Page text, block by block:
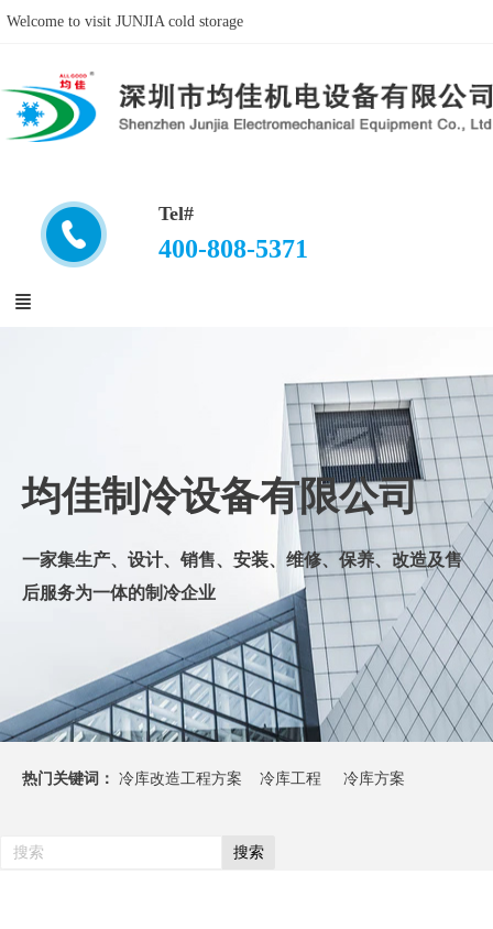
Welcome to visit JUNJIA cold storage
Tel#
400-808-5371
均佳制冷设备有限公司
一家集生产、设计、销售、安装、维修、保养、改造及售
后服务为一体的制冷企业
热门关键词： 冷库改造工程方案 冷库工程 冷库方案
搜索